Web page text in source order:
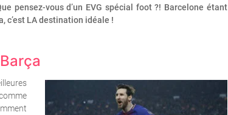
pensez-vous d’un EVG spécial foot ?! Barcelone étant
c’est LA destination idéale !